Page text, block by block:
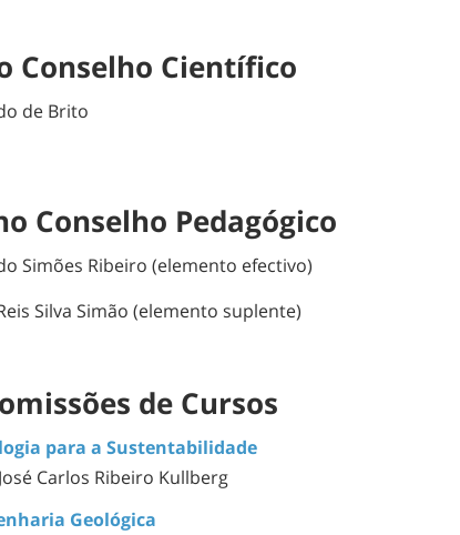
Conselho Científico
de Brito
Conselho Pedagógico
Simões Ribeiro (elemento efectivo)
Silva Simão (elemento suplente)
de Cursos
para a Sustentabilidade
Carlos Ribeiro Kullberg
Geológica